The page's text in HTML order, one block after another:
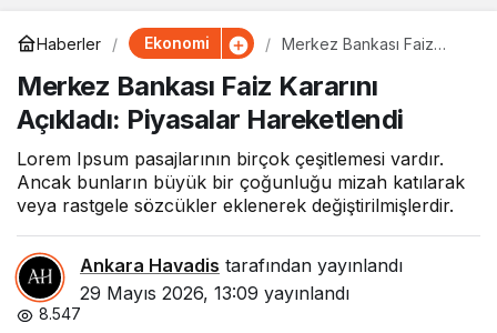
Haberler Ekonomi
Merkez Bankası Faiz
Piyasalar Hareketlendi
Merkez Bankası Faiz Kararını
Açıkladı: Piyasalar Hareketlendi
Lorem Ipsum pasajlarının birçok çeşitlemesi vardır.
Ancak bunların büyük bir çoğunluğu mizah katılarak
veya rastgele sözcükler eklenerek değiştirilmişlerdir.
Ankara Havadis tarafından yayınlandı
29 Mayıs 2026, 13:09 yayınlandı
8.547